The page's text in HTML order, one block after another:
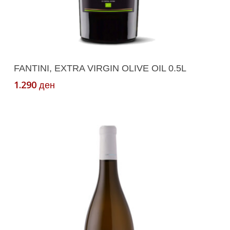
Додади Во Кошничка
FANTINI, EXTRA VIRGIN OLIVE OIL 0.5L
1.290 ден